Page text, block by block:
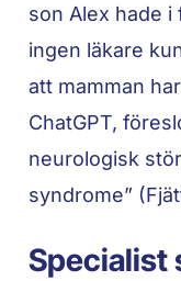
son Alex hade
ingen läkare
att mamman
ChatGPT,
neurologisk
syndrome”
Specialist